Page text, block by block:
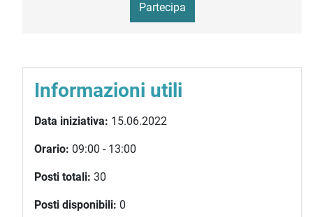
Partecipa
Informazioni utili
Data iniziativa: 15.06.2022
Orario: 09:00 - 13:00
Posti totali: 30
Posti disponibili: 0